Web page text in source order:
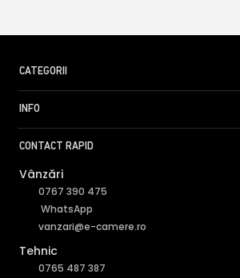
CATEGORII
INFO
CONTACT RAPID
Vânzări
0767 390 475
WhatsApp
vanzari@e-camere.ro
Tehnic
0765 487 387